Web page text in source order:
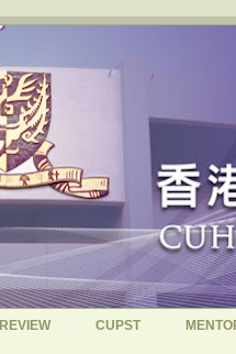
REVIEW CUPST